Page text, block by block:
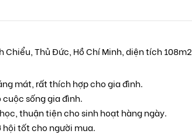
Thủ Đức, Hồ Chí Minh, diện tích 108m2
mát, rất thích hợp cho gia đình.
sống gia đình.
thuận tiện cho sinh hoạt hàng ngày.
tốt cho người mua.